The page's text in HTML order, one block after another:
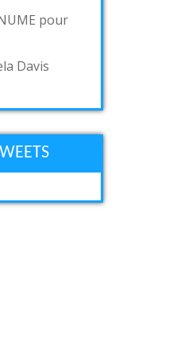
pour
Davis